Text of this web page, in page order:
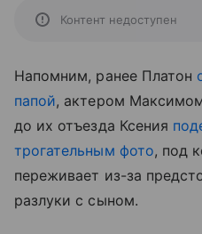
Контент недоступен
Напомним, ранее Платон
папой, актером
до их отъезда Ксения
трогательным фото, под
переживает из-за
разлуки с сыном.